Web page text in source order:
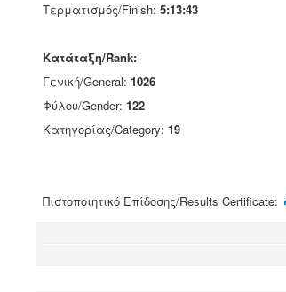
Τερματισμός/Finish: 5:13:43
Κατάταξη/Rank:
Γενική/General: 1026
Φύλου/Gender: 122
Κατηγορίας/Category: 19
Πιστοποιητικό Επίδοσης/Results Certificate: